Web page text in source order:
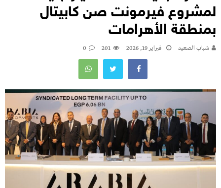
لمشروع فيرمونت صن كابيتال
بمنطقة الأهرامات
شباب الصعيد فبراير 19, 2026 201
0